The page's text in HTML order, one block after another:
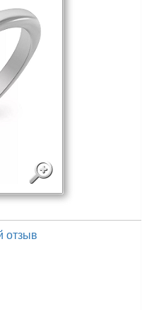
отзыв